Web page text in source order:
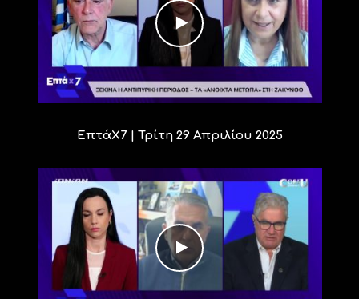
ΕπτάΧ7 | Τρίτη 29 Απριλίου 2025